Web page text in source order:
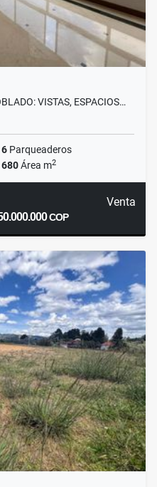
VISTAS, ESPACIOS…
6 Parqueaderos
680Área m2
Venta
COP